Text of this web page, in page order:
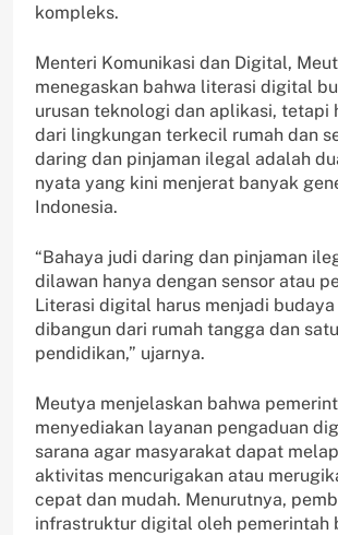
kompleks.
Menteri Komunikasi dan Digital,
menegaskan bahwa literasi digital
urusan teknologi dan aplikasi, tetapi
dari lingkungan terkecil rumah dan
daring dan pinjaman ilegal adalah
nyata yang kini menjerat banyak
Indonesia.
“Bahaya judi daring dan pinjaman
dilawan hanya dengan sensor atau
Literasi digital harus menjadi
dibangun dari rumah tangga dan
pendidikan,” ujarnya.
Meutya menjelaskan bahwa
menyediakan layanan pengaduan
sarana agar masyarakat dapat
aktivitas mencurigakan atau
cepat dan mudah. Menurutnya,
infrastruktur digital oleh pemerintah